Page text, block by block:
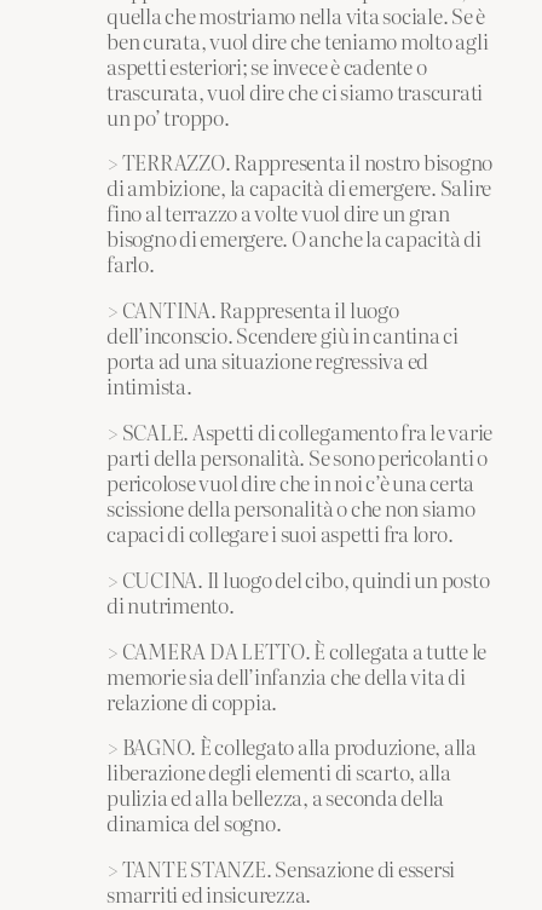
quella che mostriamo nella vita sociale. Se è
ben curata, vuol dire che teniamo molto agli
aspetti esteriori; se invece è cadente o
trascurata, vuol dire che ci siamo trascurati
un po’ troppo.
> TERRAZZO. Rappresenta il nostro bisogno
di ambizione, la capacità di emergere. Salire
fino al terrazzo a volte vuol dire un gran
bisogno di emergere. O anche la capacità di
farlo.
> CANTINA. Rappresenta il luogo
dell’inconscio. Scendere giù in cantina ci
porta ad una situazione regressiva ed
intimista.
> SCALE. Aspetti di collegamento fra le varie
parti della personalità. Se sono pericolanti o
pericolose vuol dire che in noi c’è una certa
scissione della personalità o che non siamo
capaci di collegare i suoi aspetti fra loro.
> CUCINA. Il luogo del cibo, quindi un posto
di nutrimento.
> CAMERA DA LETTO. È collegata a tutte le
memorie sia dell’infanzia che della vita di
relazione di coppia.
> BAGNO. È collegato alla produzione, alla
liberazione degli elementi di scarto, alla
pulizia ed alla bellezza, a seconda della
dinamica del sogno.
> TANTE STANZE. Sensazione di essersi
smarriti ed insicurezza.